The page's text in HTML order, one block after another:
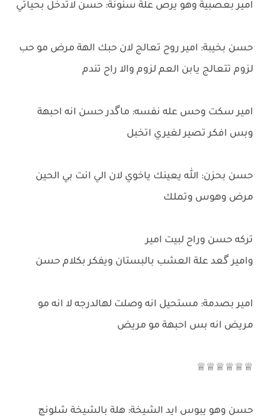
امير بعصبية وهو يرص علة سنونة: حسن لاتدخل بحياتي
حسن بخيبة: امير روح تعالج لان حبك الهة مرض مو حب
لزوم تتعالج يابن العم لزوم والا راح تندم
امير سكت وحس عله نفسه: ماگدر حسن انه احبهة
وبس افكر تصير لغيري اتخبل
حسن بحزن: الله يعينك ياخوي لان الي انت بي الحين
مرض وهوس وتملك
تركه حسن وراح لبيت امير
وامير گعد علة العشب بالبستان ويفكر بكلام حسن
امير بصدمة: مستحيل انه وصلت لهالدرجه لا انه مو
مريض انه بس احبهة مو مريض
♕♕♕♕♕♕
حسن وهو يبوس ايد الشيخة: هلة بالشيخة شلونچ